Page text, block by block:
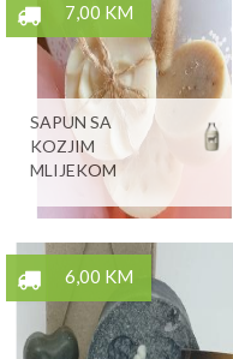
7,00 KM
SAPUN SA
KOZJIM
MLIJEKOM
6,00 KM